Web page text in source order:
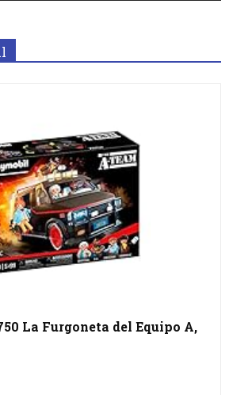
La Furgoneta del Equipo A,